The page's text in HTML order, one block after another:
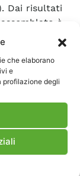
che elaborano
e
profilazione degli
Dai risultati
è
e con
le
di
cabina, in
a basse